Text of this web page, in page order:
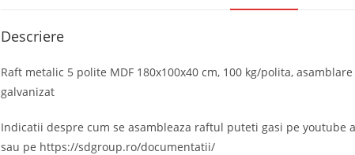
Descriere
Raft metalic 5 polite MDF 180x100x40 cm, 100 kg/polita,
galvanizat
Indicatii despre cum se asambleaza raftul puteti gasi pe youtube
sau pe https://sdgroup.ro/documentatii/